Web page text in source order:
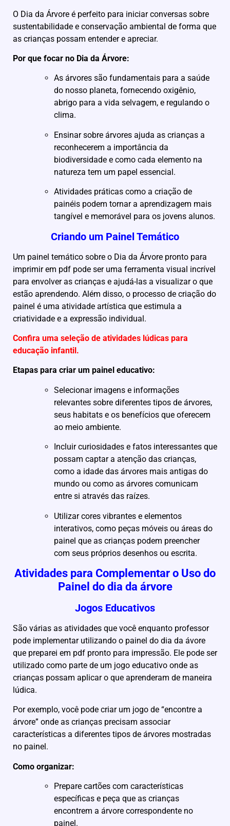
O Dia da Árvore é perfeito para iniciar conversas sobre
sustentabilidade e conservação ambiental de forma que
as crianças possam entender e apreciar.
Por que focar no Dia da Árvore:
As árvores são fundamentais para a saúde
do nosso planeta, fornecendo oxigênio,
abrigo para a vida selvagem, e regulando o
clima.
Ensinar sobre árvores ajuda as crianças a
reconhecerem a importância da
biodiversidade e como cada elemento na
natureza tem um papel essencial.
Atividades práticas como a criação de
painéis podem tornar a aprendizagem mais
tangível e memorável para os jovens alunos.
Criando um Painel Temático
Um painel temático sobre o Dia da Árvore pronto para
imprimir em pdf pode ser uma ferramenta visual incrível
para envolver as crianças e ajudá-las a visualizar o que
estão aprendendo. Além disso, o processo de criação do
painel é uma atividade artística que estimula a
criatividade e a expressão individual.
Confira uma seleção de atividades lúdicas para
educação infantil.
Etapas para criar um painel educativo:
Selecionar imagens e informações
relevantes sobre diferentes tipos de árvores,
seus habitats e os benefícios que oferecem
ao meio ambiente.
Incluir curiosidades e fatos interessantes que
possam captar a atenção das crianças,
como a idade das árvores mais antigas do
mundo ou como as árvores comunicam
entre si através das raízes.
Utilizar cores vibrantes e elementos
interativos, como peças móveis ou áreas do
painel que as crianças podem preencher
com seus próprios desenhos ou escrita.
Atividades para Complementar o Uso do
Painel do dia da árvore
Jogos Educativos
São várias as atividades que você enquanto professor
pode implementar utilizando o painel do dia da ávore
que preparei em pdf pronto para impressão. Ele pode ser
utilizado como parte de um jogo educativo onde as
crianças possam aplicar o que aprenderam de maneira
lúdica.
Por exemplo, você pode criar um jogo de “encontre a
árvore” onde as crianças precisam associar
características a diferentes tipos de árvores mostradas
no painel.
Como organizar:
Prepare cartões com características
específicas e peça que as crianças
encontrem a árvore correspondente no
painel.